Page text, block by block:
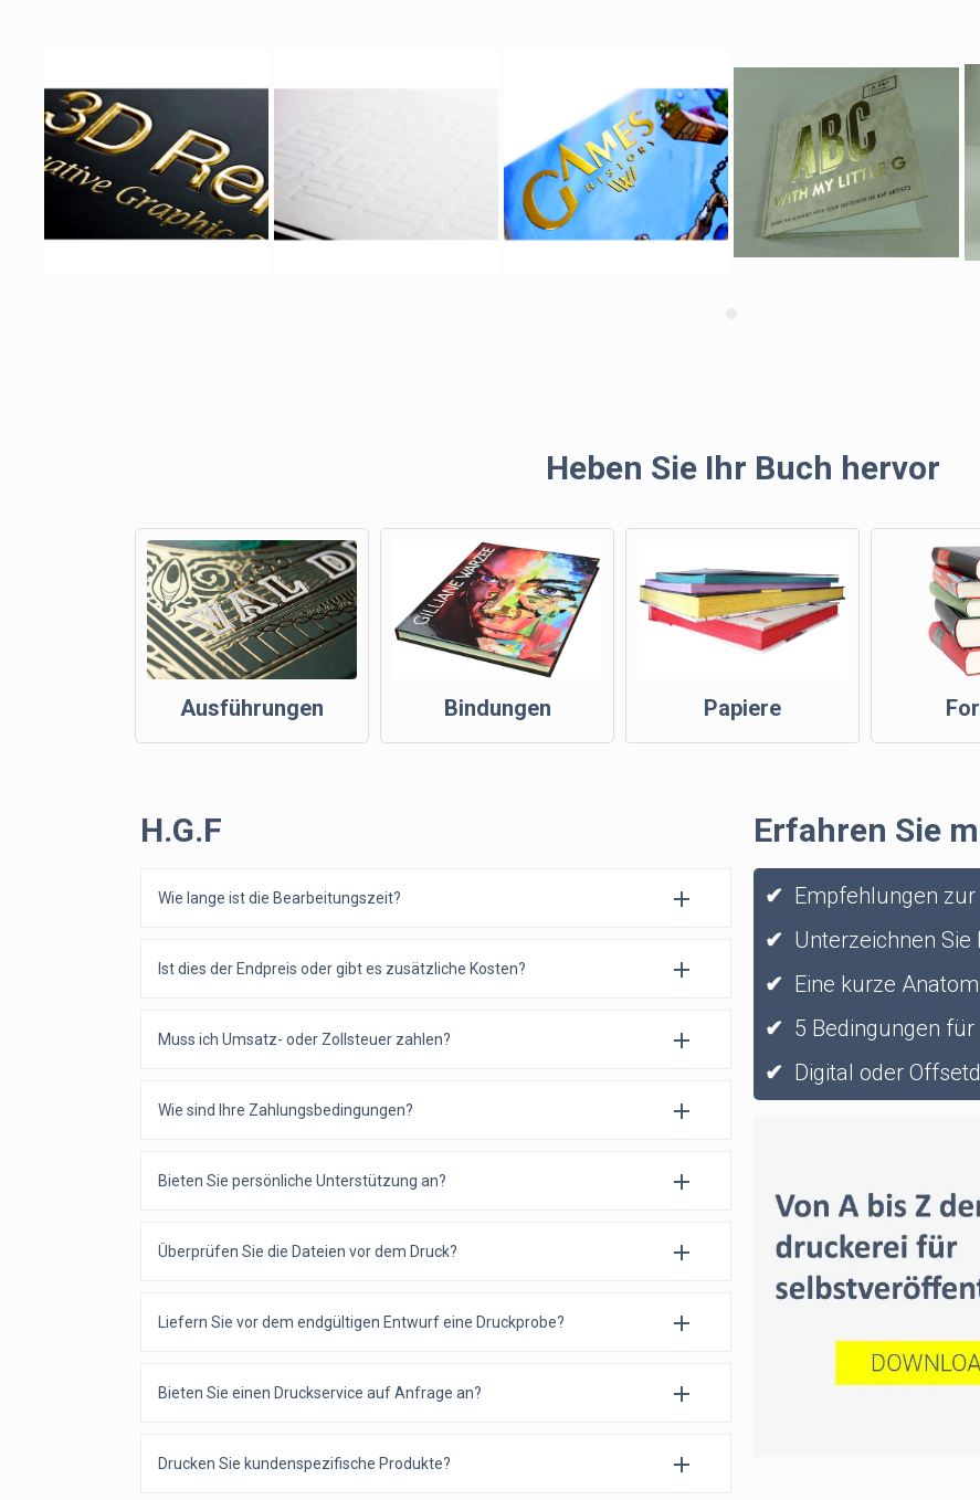
Kontaktieren Sie uns
Die
sich an unsere
die Realisierbarkeit
Heben Sie Ihr Buch hervor
Ausführungen Bindungen Papiere
H.G.F
Wie lange ist die Bearbeitungszeit?
Ist dies der Endpreis oder gibt es zusätzliche Kosten?
Muss ich Umsatz- oder Zollsteuer zahlen?
Wie sind Ihre Zahlungsbedingungen?
Bieten Sie persönliche Unterstützung an?
Überprüfen Sie die Dateien vor dem Druck?
Liefern Sie vor dem endgültigen Entwurf eine Druckprobe?
Bieten Sie einen Druckservice auf Anfrage an?
Drucken Sie kundenspezifische Produkte?
Erfahren Sie
✔ Empfehlungen
✔ Unterzeichnen Sie
✔ Eine kurze
✔ 5 Bedingungen
✔ Digital oder